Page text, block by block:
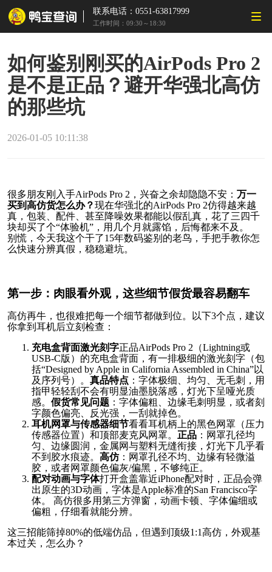
联系电话：0551-63817999
工作时间：09:30～18:30
如何鉴别刚买的AirPods Pro 2
是不是正品？避开华强北高仿
的那些坑
2026-01-05 10:11:38
很多朋友刚入手AirPods Pro 2，兴奋之余却隐隐不安： 万一
买到高仿货怎么办？现在华强北的AirPods Pro 2仿得越来越
真，包装、配件、甚至降噪效果都能以假乱真，花了三四千
块却买了个“体验机”，用几个月就露馅，后悔都来不及。
别慌，今天我这个干了15年数码鉴别的老鸟，手把手教你怎
么快速分辨真假，稳稳避坑。
第一步：肉眼看外观，这些细节假货最容易翻车
高仿再牛，也很难把每一个细节都做到位。以下3个点，建议
你拿到耳机后立刻检查：
充电盒背面激光刻字正品AirPods Pro 2（Lightning或
USB-C版）的充电盒背面，有一排极细的激光刻字（包
括“Designed by Apple in California Assembled in China”以
及序列号）。 真品特点 ：字体极细、均匀、无毛刺，用
指甲轻轻刮不会有明显油墨脱落感，灯光下呈哑光质
感。 假货常见问题 ：字体偏粗、边缘毛刺明显，或者刻
字颜色偏亮、反光强，一刮就掉色。
耳机网罩与传感器细节看看耳机柄上的黑色网罩（压力
传感器位置）和顶部麦克风网罩。 正品 ：网罩孔径均
匀、边缘圆润，金属网与塑料无缝衔接，灯光下几乎看
不到胶水痕迹。 高仿：网罩孔径不均、边缘有轻微溢
胶，或者网罩颜色偏灰/偏黑，不够纯正。
配对动画与字体打开盒盖靠近iPhone配对时，正品会弹
出原生的3D动画，字体是Apple标准的San Francisco字
体。 高仿很多用第三方弹窗，动画卡顿、字体偏细或
偏粗，仔细看就能分辨。
这三招能筛掉80%的低端仿品，但遇到顶级1:1高仿，外观基
本过关，怎么办？